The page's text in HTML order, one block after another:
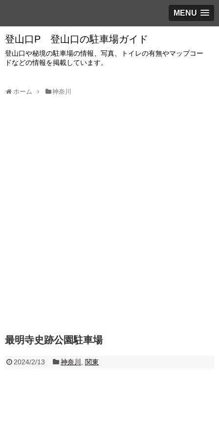
MENU
登山口P 登山口の駐車場ガイド
登山口や秘境の駐車場の情報、写真、トイレの有無やマップコー
ドなどの情報を掲載しています。
ホーム 神奈川
最明寺史跡公園駐車場
2024/2/13 神奈川 関東